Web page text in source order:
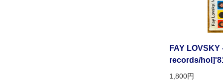
FAY
records/
1,800円